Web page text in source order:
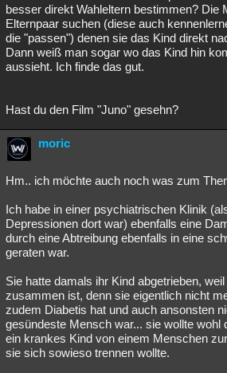
besser direkt Wahleltern bestimmen? Die
Elternpaar suchen (diese auch
die "passen") denen sie das Kind direkt
Dann weiß man sogar wo das Kind hin
aussieht. Ich finde das gut.
Hast du den Film "Juno" gesehn?
moric
Hm.. ich möchte auch noch was zum
Ich habe in einer psychiatrischen Klinik
Depressionen dort war) ebenfalls eine
durch eine Abtreibung ebenfalls in eine
geraten war.
Sie hatte damals ihr Kind abgetrieben,
zusammen ist, denn sie eigentlich nicht
zudem Diabetis hat und auch ansonsten
gesündeste Mensch war... sie wollte wohl
ein krankes Kind von einem Menschen
sie sich sowieso trennen wollte.